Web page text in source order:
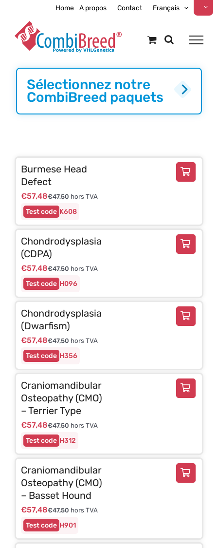
content
Home A propos Contact Français
Sélectionnez notre
CombiBreed paquets
K608
Burmese Head
Defect
€57,48€47,50 hors TVA
H096
Chondrodysplasia
(CDPA)
€57,48€47,50 hors TVA
H356
Chondrodysplasia
(Dwarfism)
€57,48€47,50 hors TVA
H312
Craniomandibular
Osteopathy (CMO)
– Terrier Type
€57,48€47,50 hors TVA
H901
Craniomandibular
Osteopathy (CMO)
– Basset Hound
€57,48€47,50 hors TVA